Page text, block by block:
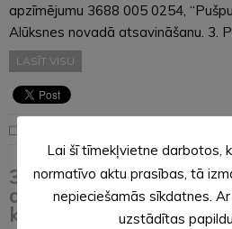
apzīmējumu 3688 005 0254,
Alūksnes novadā atsavināšanu. 3.
LASĪT VISU
31. martā
autobusiem būs
kārtība
Lai šī tīmekļvietne darbotos,
normatīvo aktu prasības, tā
nepieciešamās sīkdatnes.
uzstādītas